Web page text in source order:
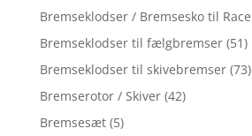
Bremseklodser / Bremsesko til Race
Bremseklodser til fælgbremser (51)
Bremseklodser til skivebremser (73)
Bremserotor / Skiver (42)
Bremsesæt (5)